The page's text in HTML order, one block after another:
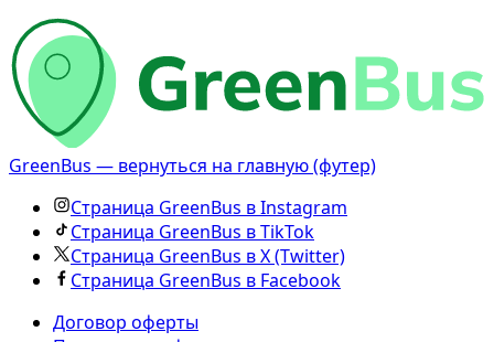
GreenBus — вернуться на главную (футер)
Страница GreenBus в Instagram
Страница GreenBus в TikTok
Страница GreenBus в X (Twitter)
Страница GreenBus в Facebook
Договор оферты